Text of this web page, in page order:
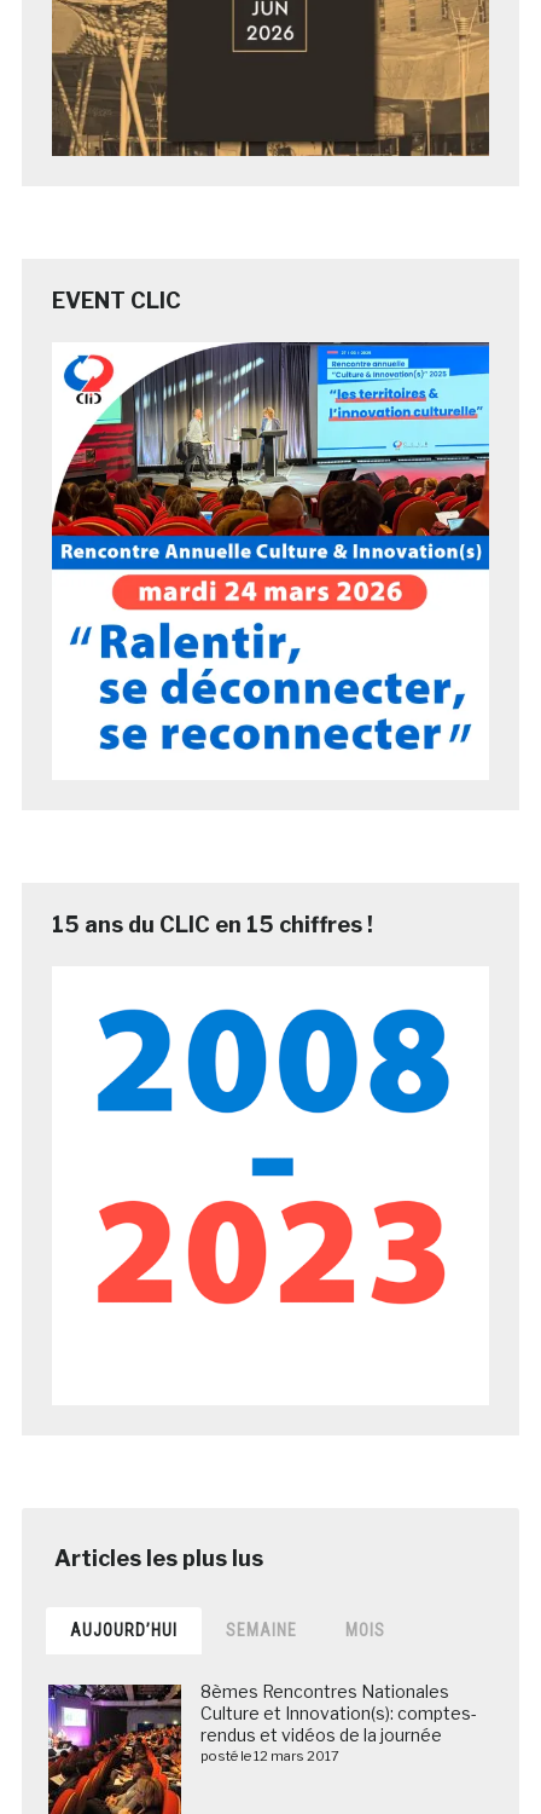
EVENT CLIC
15 ans du CLIC en 15 chiffres !
AUJOURD’HUI SEMAINE MOIS
8èmes Rencontres Nationales
Culture et Innovation(s): comptes-
rendus et vidéos de la journée
posté le 12 mars 2017